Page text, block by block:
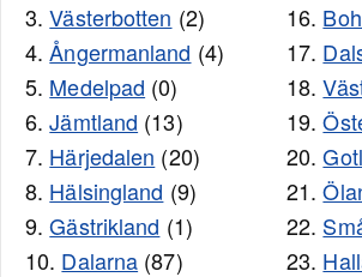
3.Västerbotten (2)
4.Ångermanland (4)
5. Medelpad (0)
6.Jämtland (13)
7. Härjedalen (20)
8. Hälsingland (9)
9.Gästrikland (1)
10. Dalarna (87)
16.
17.
18.
19.
20.
21.
22.
23.